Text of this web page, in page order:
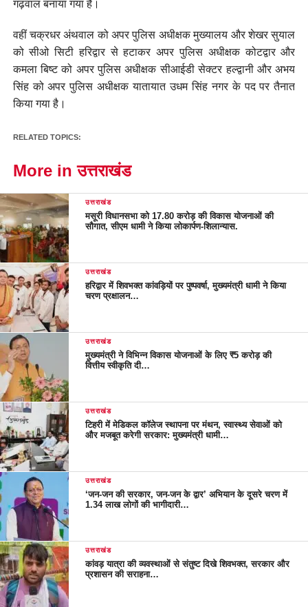
गढ़वाल बनाया गया है।
वहीं चक्रधर अंथवाल को अपर पुलिस अधीक्षक मुख्यालय और शेखर सुयाल
को सीओ सिटी हरिद्वार से हटाकर अपर पुलिस अधीक्षक कोटद्वार और
कमला बिष्ट को अपर पुलिस अधीक्षक सीआईडी सेक्टर हल्द्वानी और अभय
सिंह को अपर पुलिस अधीक्षक यातायात उधम सिंह नगर के पद पर तैनात
किया गया है।
RELATED TOPICS:
More in उत्तराखंड
उत्तराखंड
मसूरी विधानसभा को 17.80 करोड़ की विकास योजनाओं की
सौगात, सीएम धामी ने किया लोकार्पण-शिलान्यास.
उत्तराखंड
हरिद्वार में शिवभक्त कांवड़ियों पर पुष्पवर्षा, मुख्यमंत्री धामी ने किया
चरण प्रक्षालन…
उत्तराखंड
मुख्यमंत्री ने विभिन्न विकास योजनाओं के लिए ₹5 करोड़ की
वित्तीय स्वीकृति दी…
उत्तराखंड
टिहरी में मेडिकल कॉलेज स्थापना पर मंथन, स्वास्थ्य सेवाओं को
और मजबूत करेगी सरकार: मुख्यमंत्री धामी…
उत्तराखंड
‘जन-जन की सरकार, जन-जन के द्वार’ अभियान के दूसरे चरण में
1.34 लाख लोगों की भागीदारी…
उत्तराखंड
कांवड़ यात्रा की व्यवस्थाओं से संतुष्ट दिखे शिवभक्त, सरकार और
प्रशासन की सराहना…